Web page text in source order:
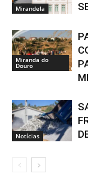
Mirandela
Miranda do
Douro
Notícias